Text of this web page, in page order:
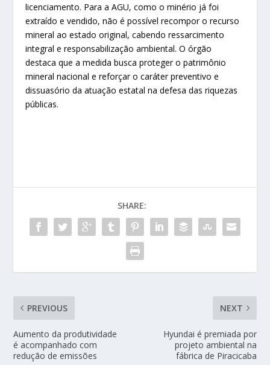
licenciamento. Para a AGU, como o minério já foi
extraído e vendido, não é possível recompor o recurso
mineral ao estado original, cabendo ressarcimento
integral e responsabilização ambiental. O órgão
destaca que a medida busca proteger o patrimônio
mineral nacional e reforçar o caráter preventivo e
dissuasório da atuação estatal na defesa das riquezas
públicas.
SHARE:
PREVIOUS
Aumento da produtividade
é acompanhado com
redução de emissões
NEXT
Hyundai é premiada por
projeto ambiental na
fábrica de Piracicaba